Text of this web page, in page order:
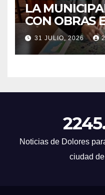
LA
CON OBRAS
HÍDRICO DE
31 JULIO, 2026
Noticias de Dolores
ciudad